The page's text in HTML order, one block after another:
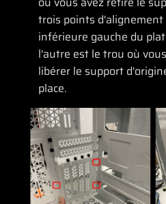
trois points
inférieure gauche du
l'autre est le trou où
libérer le support
place.